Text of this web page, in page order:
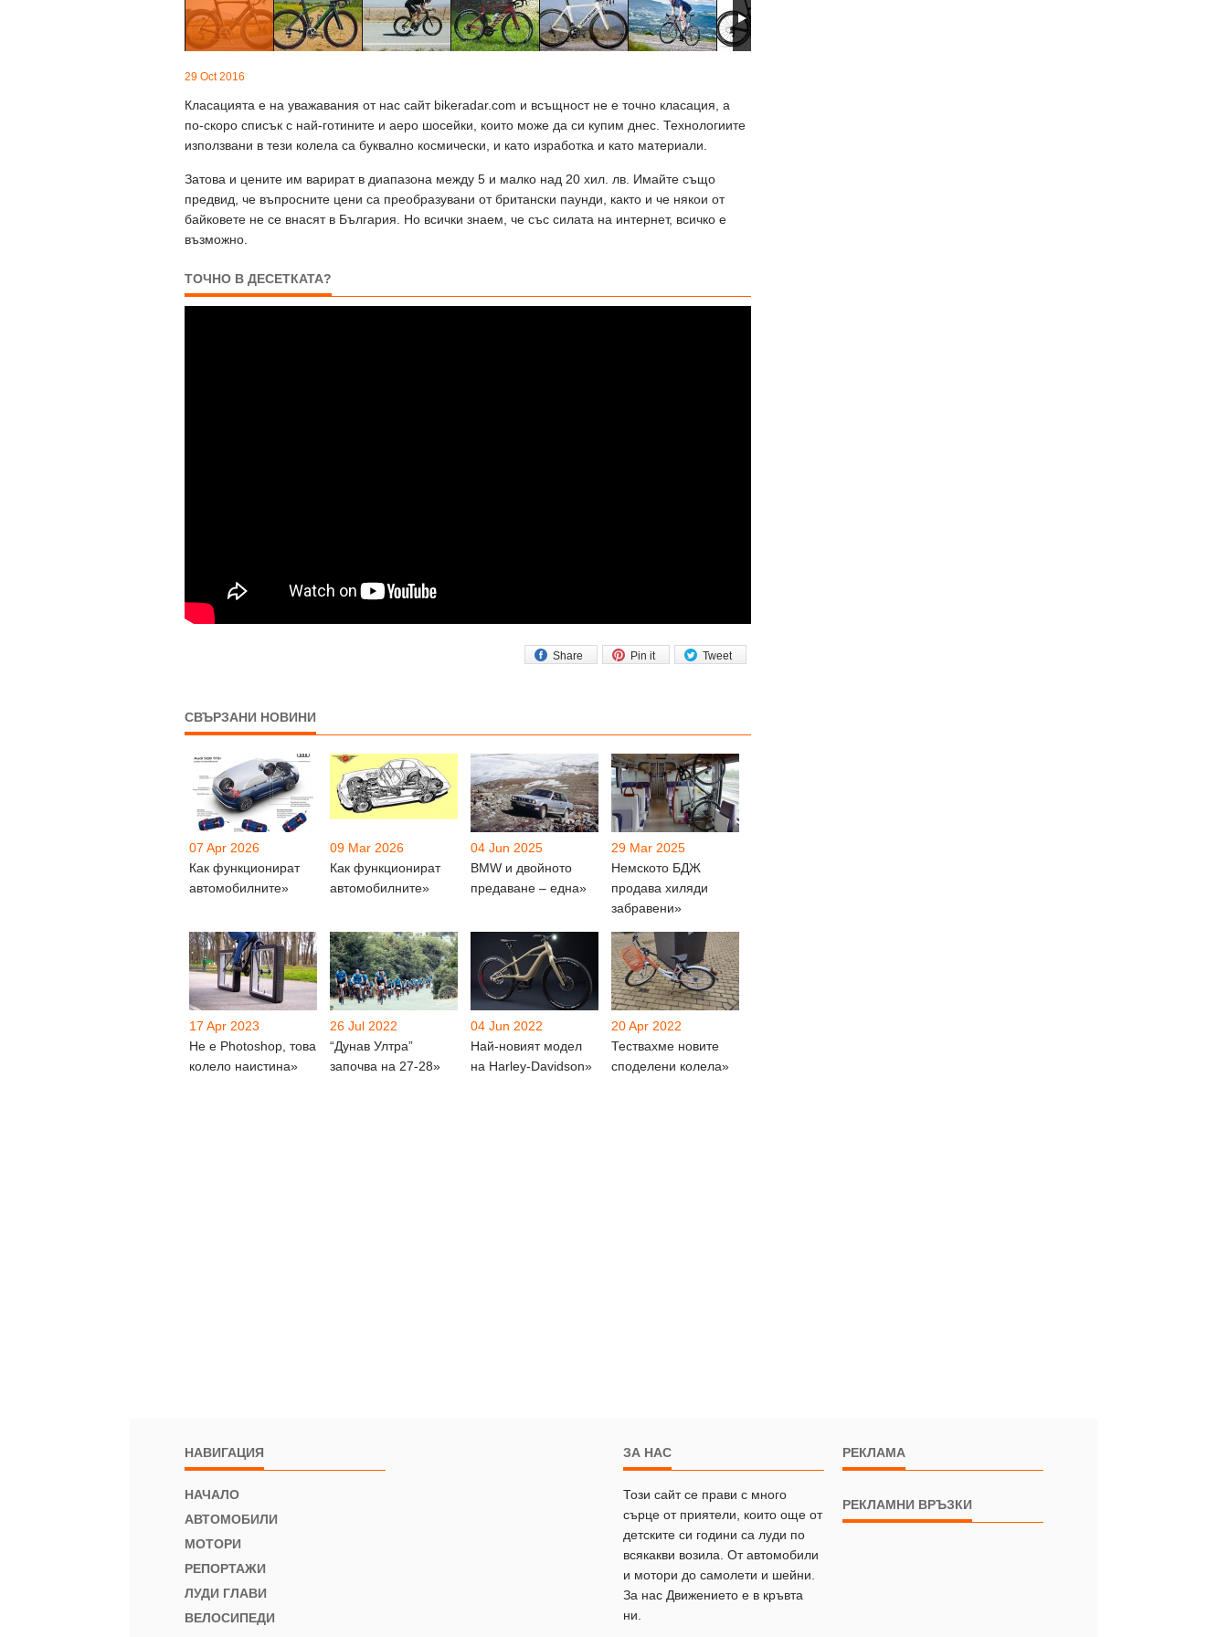
29 Oct 2016
Класацията е на уважавания от нас сайт bikeradar.com и всъщност не е точно класация, а
по-скоро списък с най-готините и аеро шосейки, които може да си купим днес. Технологиите
използвани в тези колела са буквално космически, и като изработка и като материали.
Затова и цените им варират в диапазона между 5 и малко над 20 хил. лв. Имайте също
предвид, че въпросните цени са преобразувани от британски паунди, както и че някои от
байковете не се внасят в България. Но всички знаем, че със силата на интернет, всичко е
възможно.
ТОЧНО В ДЕСЕТКАТА?
Tweet
Pin it
Share
СВЪРЗАНИ НОВИНИ
07 Apr 2026
Как функционират
автомобилните»
09 Mar 2026
Как функционират
автомобилните»
04 Jun 2025
BMW и двойното
предаване – една»
29 Mar 2025
Немското БДЖ
продава хиляди
забравени»
17 Apr 2023
Не е Photoshop, това
колело наистина»
26 Jul 2022
“Дунав Ултра”
започва на 27-28»
04 Jun 2022
Най-новият модел
на Harley-Davidson»
20 Apr 2022
Тествахме новите
споделени колела»
НАВИГАЦИЯ
НАЧАЛО
АВТОМОБИЛИ
МОТОРИ
РЕПОРТАЖИ
ЛУДИ ГЛАВИ
ВЕЛОСИПЕДИ
ЗА НАС
Този сайт се прави с много
сърце от приятели, които още от
детските си години са луди по
всякакви возила. От автомобили
и мотори до самолети и шейни.
За нас Движението е в кръвта
ни.
РЕКЛАМА
РЕКЛАМНИ ВРЪЗКИ